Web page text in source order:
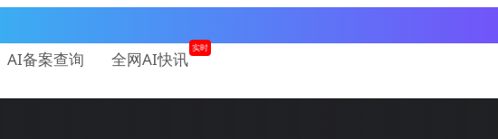
AI备案查询 全网AI快讯
实时